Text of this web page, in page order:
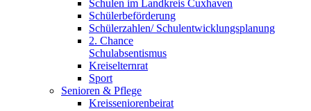
Schulen im Landkreis Cuxhaven
Schülerbeförderung
Schülerzahlen/ Schulentwicklungsplanung
2. Chance
Schulabsentismus
Kreiselternrat
Sport
Senioren & Pflege
Kreisseniorenbeirat